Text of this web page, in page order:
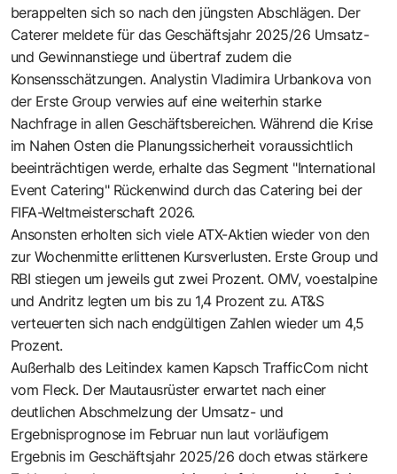
berappelten sich so nach den jüngsten Abschlägen. Der
Caterer meldete für das Geschäftsjahr 2025/26 Umsatz-
und Gewinnanstiege und übertraf zudem die
Konsensschätzungen. Analystin Vladimira Urbankova von
der Erste Group verwies auf eine weiterhin starke
Nachfrage in allen Geschäftsbereichen. Während die Krise
im Nahen Osten die Planungssicherheit voraussichtlich
beeinträchtigen werde, erhalte das Segment "International
Event Catering" Rückenwind durch das Catering bei der
FIFA-Weltmeisterschaft 2026.
Ansonsten erholten sich viele ATX-Aktien wieder von den
zur Wochenmitte erlittenen Kursverlusten. Erste Group und
RBI stiegen um jeweils gut zwei Prozent. OMV, voestalpine
und Andritz legten um bis zu 1,4 Prozent zu. AT&S
verteuerten sich nach endgültigen Zahlen wieder um 4,5
Prozent.
Außerhalb des Leitindex kamen Kapsch TrafficCom nicht
vom Fleck. Der Mautausrüster erwartet nach einer
deutlichen Abschmelzung der Umsatz- und
Ergebnisprognose im Februar nun laut vorläufigem
Ergebnis im Geschäftsjahr 2025/26 doch etwas stärkere